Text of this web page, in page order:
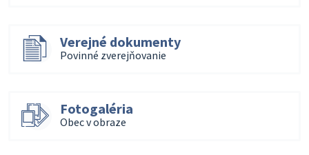
Verejné dokumenty
Povinné zverejňovanie
Fotogaléria
Obec v obraze